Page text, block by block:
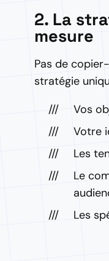
2. La
mesure
Pas de
stratégie
Vos
Votre
Les
Le
Les